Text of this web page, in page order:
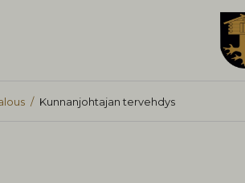
Kunnanjohtajan tervehdys